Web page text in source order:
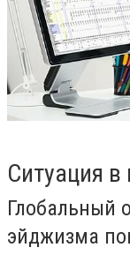
Ситуация в
Глобальный
эйджизма